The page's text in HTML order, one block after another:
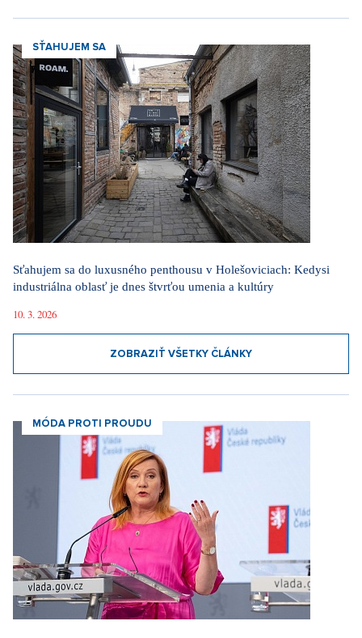
SŤAHUJEM SA
Sťahujem sa do luxusného penthousu v Holešoviciach: Kedysi
industriálna oblasť je dnes štvrťou umenia a kultúry
10. 3. 2026
ZOBRAZIŤ VŠETKY ČLÁNKY
MÓDA PROTI PROUDU